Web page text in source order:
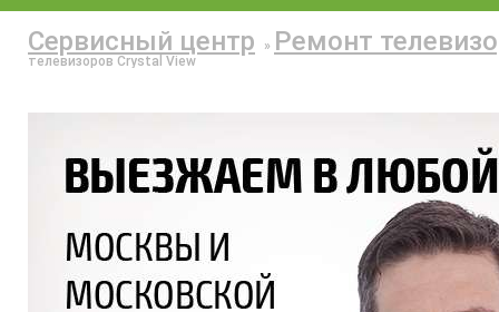
Сервисный центр » Ремонт
телевизоров Crystal View